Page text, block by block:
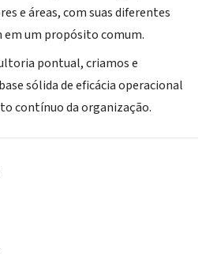
e áreas, com suas diferentes
em um propósito comum.
pontual, criamos e
sólida de eficácia operacional
contínuo da organização.